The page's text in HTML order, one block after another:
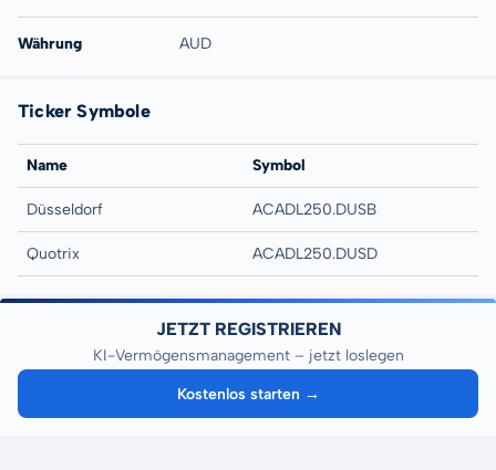
Währung AUD
Ticker Symbole
Name Symbol
Düsseldorf ACADL250.DUSB
Quotrix ACADL250.DUSD
JETZT REGISTRIEREN
KI-Vermögensmanagement – jetzt loslegen
Kostenlos starten →